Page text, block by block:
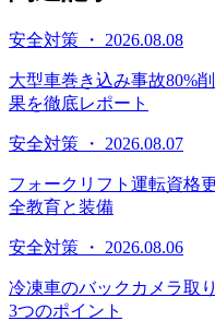
安全対策 ・ 2026.08.08
大型車巻き込み事故80%
果を徹底レポート
安全対策 ・ 2026.08.07
フォークリフト運転資格
全教育と装備
安全対策 ・ 2026.08.06
冷凍車のバックカメラ取
3つのポイント